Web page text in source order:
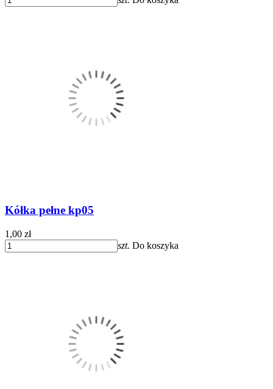
Kółka pełne kp05
1,00 zł
szt. Do koszyka